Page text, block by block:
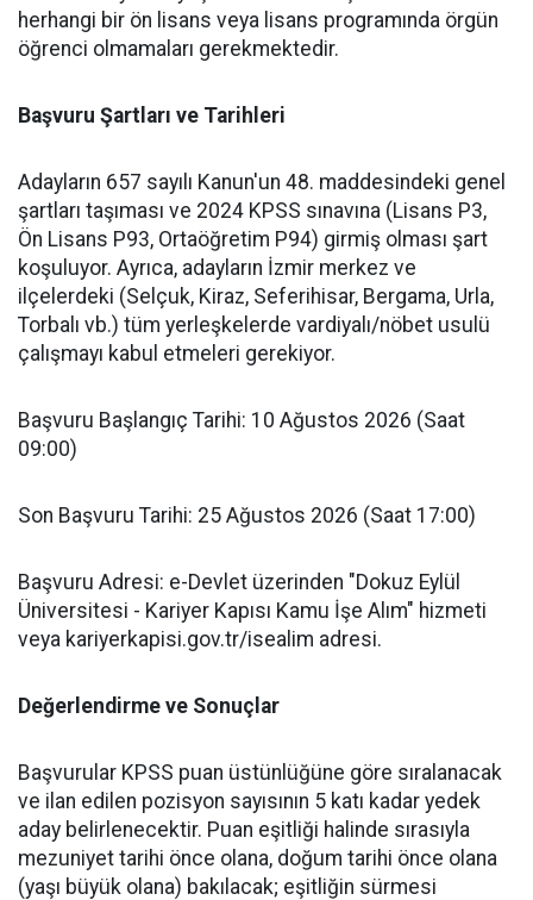
herhangi bir ön lisans veya lisans programında örgün
öğrenci olmamaları gerekmektedir.
​Başvuru Şartları ve Tarihleri
​Adayların 657 sayılı Kanun'un 48. maddesindeki genel
şartları taşıması ve 2024 KPSS sınavına (Lisans P3,
Ön Lisans P93, Ortaöğretim P94) girmiş olması şart
koşuluyor. Ayrıca, adayların İzmir merkez ve
ilçelerdeki (Selçuk, Kiraz, Seferihisar, Bergama, Urla,
Torbalı vb.) tüm yerleşkelerde vardiyalı/nöbet usulü
çalışmayı kabul etmeleri gerekiyor.
​Başvuru Başlangıç Tarihi: 10 Ağustos 2026 (Saat
09:00)
​Son Başvuru Tarihi: 25 Ağustos 2026 (Saat 17:00)
​Başvuru Adresi: e-Devlet üzerinden "Dokuz Eylül
Üniversitesi - Kariyer Kapısı Kamu İşe Alım" hizmeti
veya kariyerkapisi.gov.tr/isealim adresi.
Değerlendirme ve Sonuçlar
​Başvurular KPSS puan üstünlüğüne göre sıralanacak
ve ilan edilen pozisyon sayısının 5 katı kadar yedek
aday belirlenecektir. Puan eşitliği halinde sırasıyla
mezuniyet tarihi önce olana, doğum tarihi önce olana
(yaşı büyük olana) bakılacak; eşitliğin sürmesi